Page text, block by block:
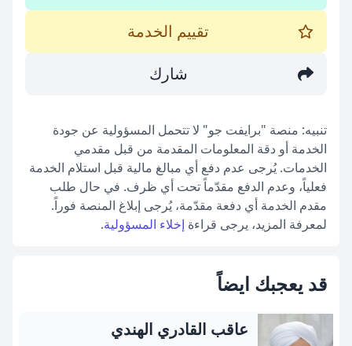
تقييم الخدمة
شارك
تنبيه: منصة "برايفت جو" لا تتحمل المسؤولية عن جودة
الخدمة أو دقة المعلومات المقدمة من قبل مقدمي
الخدمات. يُرجى عدم دفع أي مبالغ مالية قبل استلام الخدمة
فعلياً، وعدم الدفع مقدّماً تحت أي ظرف. في حال طلب
مقدم الخدمة أي دفعة مقدّمة، يُرجى إبلاغ المنصة فوراً.
لمعرفة المزيد، يرجى قراءة إخلاء المسؤولية.
قد يعجبك ايضاً
عاقب القادري الھندي